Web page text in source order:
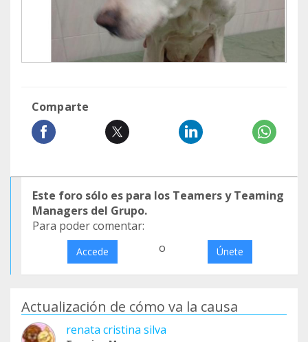
Comparte
Este foro sólo es para los Teamers y Teaming
Managers del Grupo.
Para poder comentar:
Accede o Únete
Actualización de cómo va la causa
renata cristina silva